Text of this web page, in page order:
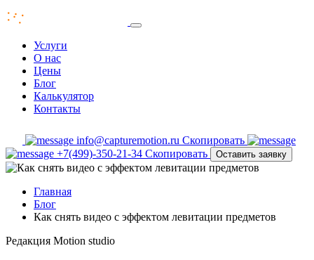
Услуги
О нас
Цены
Блог
Калькулятор
Контакты
info@capturemotion.ru Скопировать
+7(499)-350-21-34 Скопировать Оставить заявку
Главная
Блог
Как снять видео с эффектом левитации предметов
Редакция Motion studio